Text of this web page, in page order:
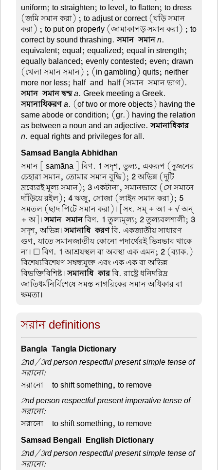
uniform; to straighten; to level, to flatten; to dress
(জমি সমান করা) ; to adjust or correct (ঘড়ি সমান
করা) ; to put on properly (জামাকাপড় সমান করা) ; to
correct by sound thrashing.সমান-সমানn.
equivalent; equal; equalized; equal in strength;
equally balanced; evenly contested; even; drawn
(খেলা সমান সমান) ; (in gambling) quits; neither
more nor less; half-and-half (সমান-সমান ভাগ).
সমান-সমান দ্বন্দ্বa. Greek meeting a Greek.
সমানাধিকরণa. (of two or more objects) having the
same abode or condition; (gr.) having the relation
as between a noun and an adjective.সমানাধিকার
n. equal rights and privileges for all.
Samsad Bangla Abhidhan
সমান [ samāna ] বিণ. 1 সদৃশ, তুল্য, একরূপ (দুজনের
চেহারা সমান, তোমার সমান বুদ্ধি); 2অভিন্ন (দুটি
দ্রব্যেরই মূল্য সমান); 3 একটানা, সমানভাবে (সে সমানে
দাঁড়িয়ে রইল);4ঋজু, সোজা (লাইন সমান করা); 5
সমতল (ছাদ পিটে সমান করা)। [সং. সম্ + আ + √ অন্
+ অ]।সমান-সমানবিণ. 1 তুল্যমূল্য; 2তুল্যবলশালী; 3
সদৃশ, অভিন্ন।সমানাধি-করণবি. একজাতীয় সাধারণ
গুণ, যাতে সমানজাতীয় কোনো পদার্থেরই ভিন্নভাব থাকে
না। ☐ বিণ. 1 আশ্রয়স্থল বা অবস্থা এক এমন; 2 (ব্যাক.)
বিশেষ্যবিশেষণ সম্বন্ধযুক্ত এবং এক এক বা অভিন্ন
বিভক্তিবিশিষ্ট।সমানাধি-কারবি. রাষ্ট্রে ধনিদরিদ্র-
জাতিধর্মনির্বিশেষে সমস্ত নাগরিকের সমান অধিকার বা
ক্ষমতা।
সরান definitions
Bangla-Tangla Dictionary
2nd/3rd person respectful present simple tense of
সরানো:
সরানো –to shift something, to remove
2nd person respectful present imperative tense of
সরানো:
সরানো –to shift something, to remove
Samsad Bengali-English Dictionary
2nd/3rd person respectful present simple tense of
সরানো: